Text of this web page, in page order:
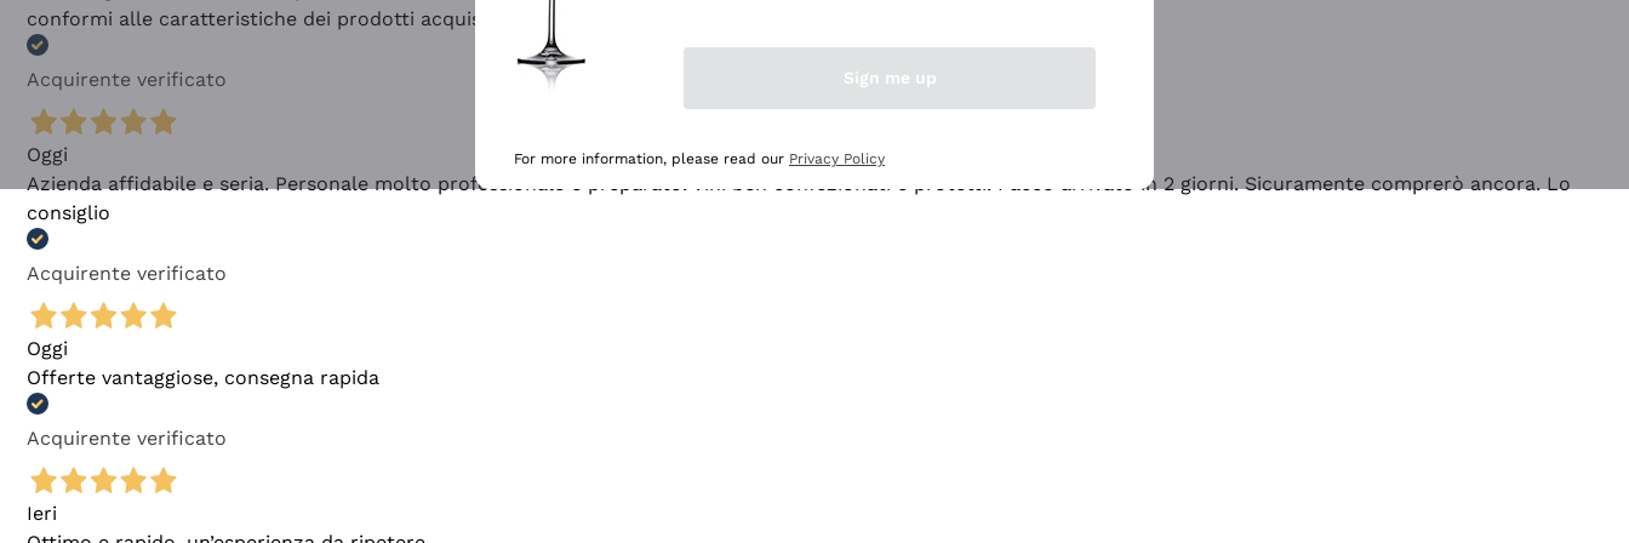
conformi alle caratteristiche dei prodotti acquistati
Acquirente verificato
Oggi
Azienda affidabile e seria. Personale molto professionale e preparato. Vini ben confezionati e protetti. Pacco arrivato in 2 giorni. Sicuramente comprerò ancora. Lo
consiglio
Acquirente verificato
Oggi
Offerte vantaggiose, consegna rapida
Acquirente verificato
Ieri
Sign me up
For more information, please read our Privacy Policy